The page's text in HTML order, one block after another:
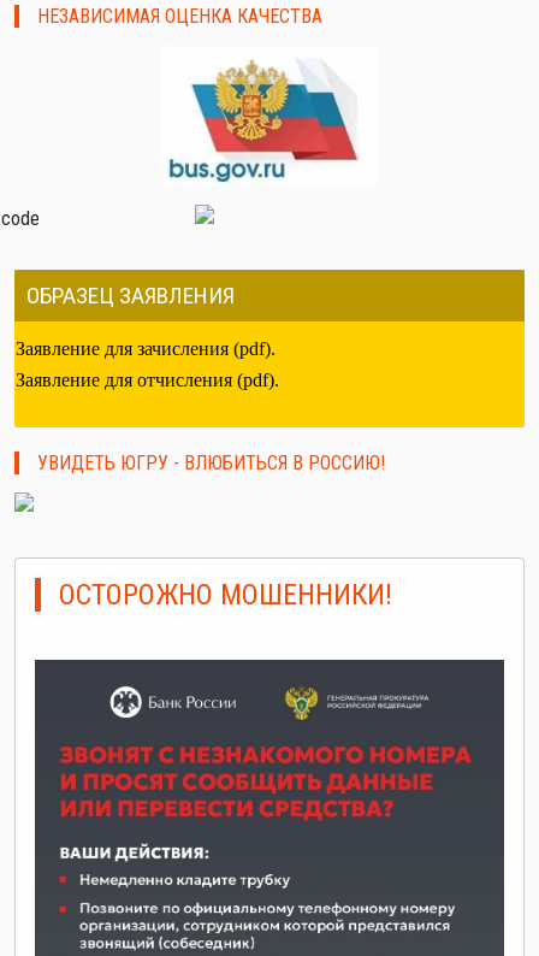
НЕЗАВИСИМАЯ ОЦЕНКА КАЧЕСТВА
ОБРАЗЕЦ ЗАЯВЛЕНИЯ
Заявление для зачисления (pdf).
Заявление для отчисления (pdf).
УВИДЕТЬ ЮГРУ - ВЛЮБИТЬСЯ В РОССИЮ!
ОСТОРОЖНО МОШЕННИКИ!